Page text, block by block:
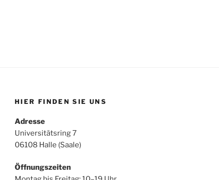
HIER FINDEN SIE UNS
Adresse
Universitätsring 7
06108 Halle (Saale)
Öffnungszeiten